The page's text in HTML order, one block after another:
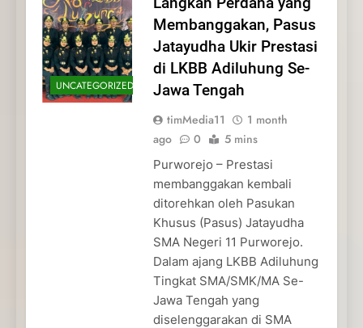
UNCATEGORIZED
Membanggakan, Pasus
Jatayudha Ukir Prestasi
di LKBB Adiluhung Se-
Jawa Tengah
timMedia11
1 month
ago
0 5 mins
Purworejo – Prestasi
membanggakan kembali
ditorehkan oleh Pasukan
Khusus (Pasus) Jatayudha
SMA Negeri 11 Purworejo.
Dalam ajang LKBB Adiluhung
Tingkat SMA/SMK/MA Se-
Jawa Tengah yang
diselenggarakan di SMA